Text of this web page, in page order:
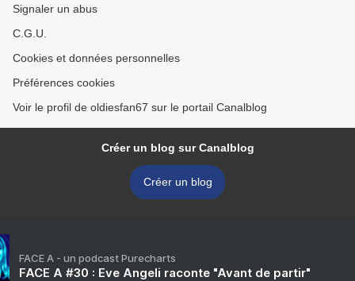
Signaler un abus
C.G.U.
Cookies et données personnelles
Préférences cookies
Voir le profil de oldiesfan67 sur le portail Canalblog
Créer un blog sur Canalblog
Créer un blog
FACE A - un podcast Purecharts
FACE A #30 : Eve Angeli raconte "Avant de partir"